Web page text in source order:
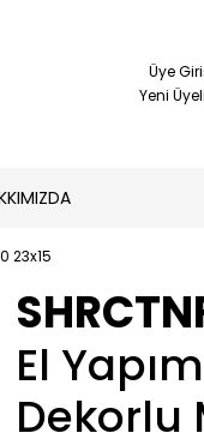
Üye
Yeni
23x15
El
Dekorlu